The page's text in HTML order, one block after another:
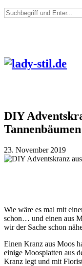
DIY
Tannenbäumen
23. November 2019
Wie wäre es mal mit
schon… und einen aus
wir der Sache schon
Einen Kranz aus Moos
einige Moosplatten aus
Kranz legt und mit